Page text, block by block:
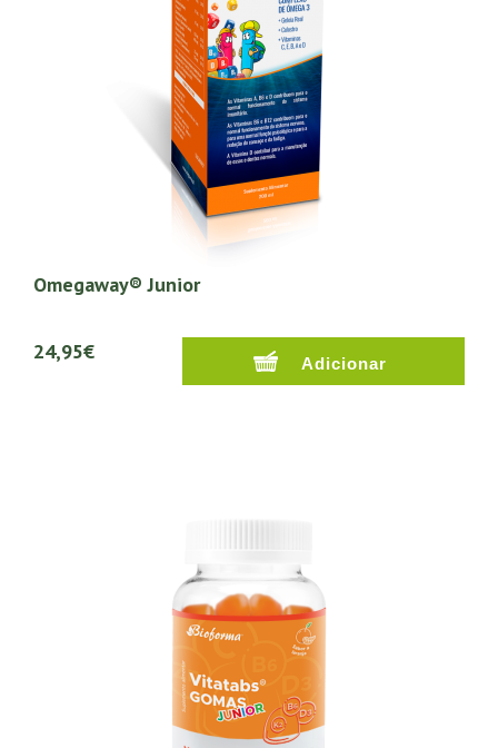
Omegaway® Junior
24,95€